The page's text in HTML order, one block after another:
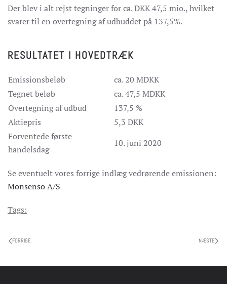
Der blev i alt rejst tegninger for ca. DKK 47,5 mio., hvilket
svarer til en overtegning af udbuddet på 137,5%.
RESULTATET I HOVEDTRÆK
Emissionsbeløb
ca. 20 MDKK
Tegnet beløb
ca. 47,5 MDKK
Overtegning af udbud
137,5 %
Aktiepris
5,3 DKK
Forventede første
handelsdag
10. juni 2020
Se eventuelt vores forrige indlæg vedrørende emissionen:
Monsenso A/S
Tags:
FORRIGE NÆSTE